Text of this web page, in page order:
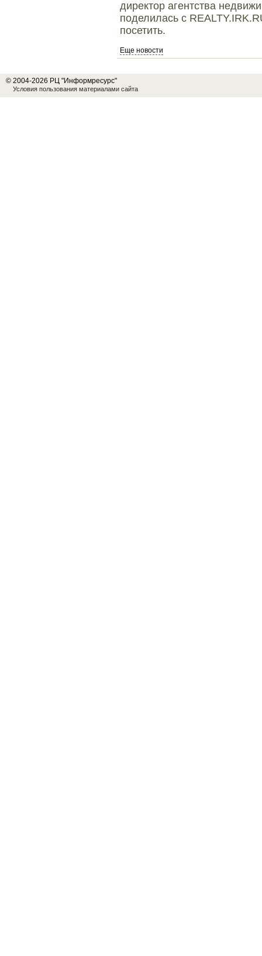
директор агентства
поделилась с
посетить.
Еще новости
© 2004-2026 РЦ "Информресурс"
Условия пользования материалами сайта